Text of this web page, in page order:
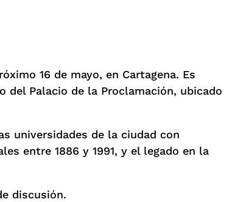
16 de mayo, en Cartagena. Es
Palacio de la Proclamación, ubicado
universidades de la ciudad con
entre 1886 y 1991, y el legado en la
discusión.